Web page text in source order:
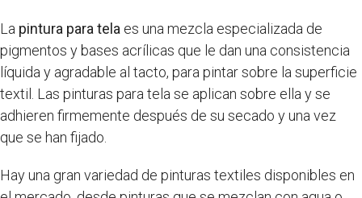
La pintura para tela es una mezcla especializada de
pigmentos y bases acrílicas que le dan una consistencia
líquida y agradable al tacto, para pintar sobre la superficie
textil. Las pinturas para tela se aplican sobre ella y se
adhieren firmemente después de su secado y una vez
que se han fijado.
Hay una gran variedad de pinturas textiles disponibles en